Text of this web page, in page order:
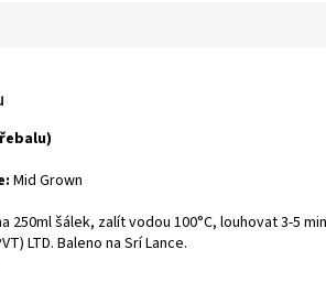
Mid Grown
250ml šálek, zalít vodou 100°C, louhovat 3-5
LTD. Baleno na Srí Lance.